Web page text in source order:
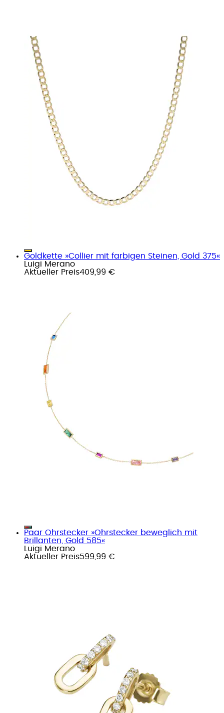
Goldkette »Collier mit farbigen Steinen, Gold 375«
Luigi Merano
Aktueller Preis409,99 €
Paar Ohrstecker »Ohrstecker beweglich mit
Brillanten, Gold 585«
Luigi Merano
Aktueller Preis599,99 €